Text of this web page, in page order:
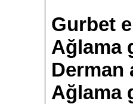
Gurbet
Ağlama
Derman
Ağlama